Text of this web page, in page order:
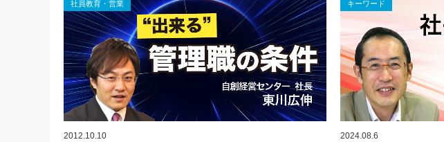
社員教育・営業
2012.10.10
キーワード
2024.08.6